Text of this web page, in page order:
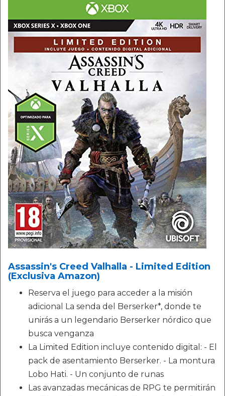
Assassin's Creed Valhalla - Limited Edition
(Exclusiva Amazon)
Reserva el juego para acceder a la misión
adicional La senda del Berserker*, donde te
unirás a un legendario Berserker nórdico que
busca venganza
La Limited Edition incluye contenido digital: - El
pack de asentamiento Berserker. - La montura
Lobo Hati. - Un conjunto de runas
Las avanzadas mecánicas de RPG te permitirán